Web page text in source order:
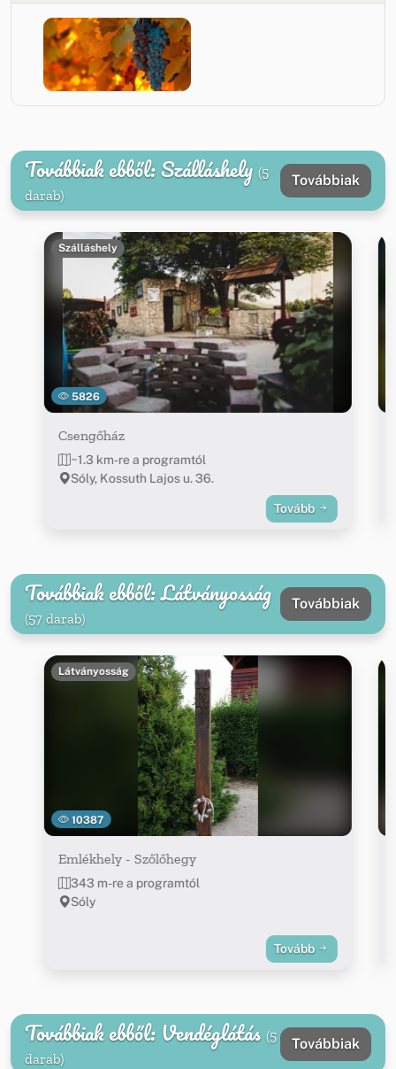
Továbbiak ebből: Szálláshely (5
darab)
Továbbiak
5826
Szálláshely
Csengőház
~1.3 km-re a programtól
Sóly, Kossuth Lajos u. 36.
Tovább
Továbbiak ebből: Látványosság
(57 darab)
Továbbiak
10387
Látványosság
Emlékhely - Szőlőhegy
343 m-re a programtól
Sóly
Tovább
Továbbiak ebből: Vendéglátás (5
darab)
Továbbiak